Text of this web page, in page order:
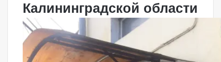
Калининградской области